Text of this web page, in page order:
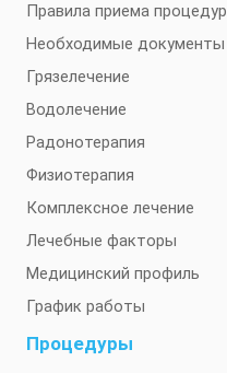
Правила приема процедур
Необходимые документы
Грязелечение
Водолечение
Радонотерапия
Физиотерапия
Комплексное лечение
Лечебные факторы
Медицинский профиль
График работы
Процедуры